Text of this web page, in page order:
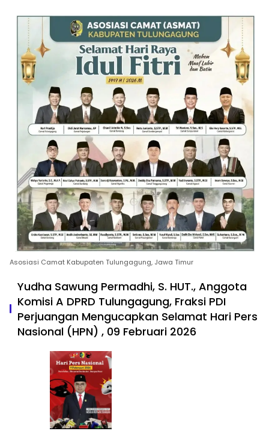
Asosiasi Camat Kabupaten Tulungagung, Jawa Timur
Yudha Sawung Permadhi, S. HUT., Anggota
Komisi A DPRD Tulungagung, Fraksi PDI
Perjuangan Mengucapkan Selamat Hari Pers
Nasional (HPN) , 09 Februari 2026